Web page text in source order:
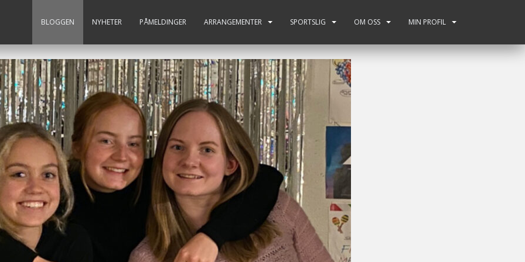
BLOGGEN NYHETER PÅMELDINGER ARRANGEMENTER SPORTSLIG OM OSS MIN PROFIL